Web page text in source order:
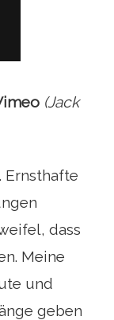
(Jack
Ernsthafte
dass
Meine
und
geben